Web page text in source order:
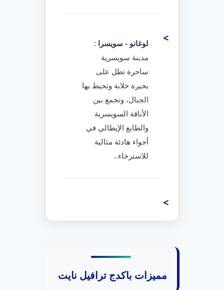
لوغانو - سويسرا :
مدينة سويسرية
ساحرة تطل على
بحيرة خلابة وتحيط بها
الجبال، وتجمع بين
الأناقة السويسرية
والطابع الإيطالي في
أجواء هادئة مثالية
للاسترخاء..
مميزات باكدج ترافيل نايت